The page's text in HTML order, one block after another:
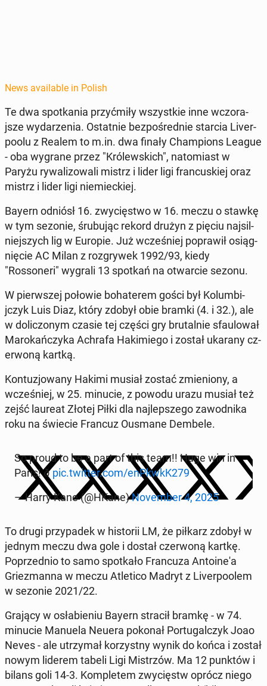
News available in Polish
Te dwa spotka­nia przyćmiły wszys­tkie inne wc­zo­ra­
jsze wydarzenia. Os­tat­nie bezpośred­nie starcia Liv­er­
poolu z Realem to m.in. dwa finały Cham­pi­ons League
- oba wygrane przez "Królews­kich", nato­mi­ast w
Paryżu ry­wal­i­zowali mistrz i lider ligi fran­cuskiej oraz
mistrz i lider ligi niemieck­iej.
Bayern odniósł 16. zwycięst­wo w 16. meczu o stawkę
w tym sezonie, śrubu­jąc rekord drużyn z pięciu na­jsil­
niejszych lig w Europie. Już wcześniej popraw­ił os­iąg­
nię­cie AC Milan z roz­gry­wek 1992/93, kiedy
"Rossoneri" wygrali 13 spotkań na ot­war­cie sezonu.
W pier­wszej połowie bo­haterem gości był Kolumbi­
jczyk Luis Diaz, który zdobył obie bramki (4. i 32.), ale
w dolic­zonym czasie tej części gry bru­tal­nie sfaulował
Marokańczy­ka Achrafa Hakimiego i został ukarany cz­
er­woną kartką.
Kon­tuzjowany Hakimi musiał zostać zmieniony, a
wcześniej, w 25. minucie, z powodu urazu musiał też
zejść laureat Złotej Piłki dla na­jlep­szego za­wod­ni­ka
roku na świecie Francuz Ousmane Dembele.
So proud to be a part of this team!! Huge win in
Paris! ðpic.twitter.com/enPkwkK279
— Harry Kane (@HKane)No­vem­ber 4, 2025
To drugi przy­padek w his­torii LM, że piłkarz zdobył w
jednym meczu dwa gole i dostał cz­er­woną kartkę.
Poprzed­nio to samo spotkało Fran­cuza An­toine'a
Griez­man­na w meczu Atleti­co Madryt z Liv­er­poolem
w sezonie 2021/22.
Grający w os­ła­bi­e­niu Bayern stracił bramkę - w 74.
minucie Manuela Neuera pokonał Por­tu­gal­czyk Joao
Neves - ale utrzy­mał ko­rzyst­ny wynik do końca i został
nowym liderem tabeli Ligi Mis­trzów. Ma 12 punktów i
bilans goli 14-3. Kom­pletem zwycięstw oprócz niego